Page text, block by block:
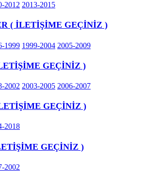
2012 2013-2015
( İLETİŞİME GEÇİNİZ )
1999 1999-2004 2005-2009
GEÇİNİZ )
2002 2003-2005 2006-2007
GEÇİNİZ )
2018
GEÇİNİZ )
2002